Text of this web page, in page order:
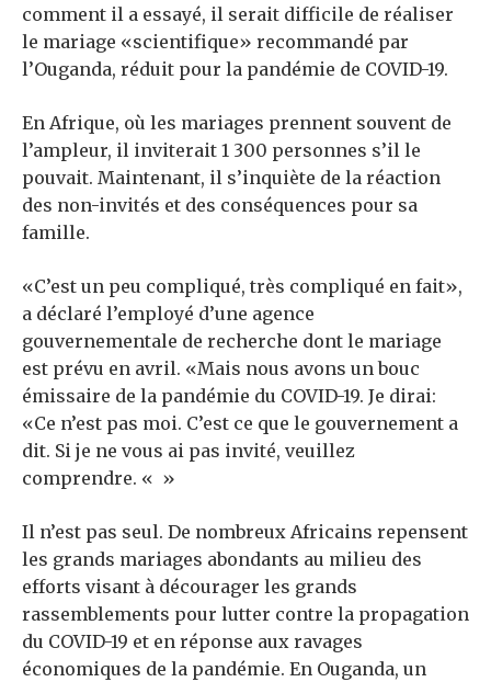
comment il a essayé, il serait difficile de réaliser
le mariage «scientifique» recommandé par
l’Ouganda, réduit pour la pandémie de COVID-19.
En Afrique, où les mariages prennent souvent de
l’ampleur, il inviterait 1 300 personnes s’il le
pouvait. Maintenant, il s’inquiète de la réaction
des non-invités et des conséquences pour sa
famille.
«C’est un peu compliqué, très compliqué en fait»,
a déclaré l’employé d’une agence
gouvernementale de recherche dont le mariage
est prévu en avril. «Mais nous avons un bouc
émissaire de la pandémie du COVID-19. Je dirai:
«Ce n’est pas moi. C’est ce que le gouvernement a
dit. Si je ne vous ai pas invité, veuillez
comprendre. « »
Il n’est pas seul. De nombreux Africains repensent
les grands mariages abondants au milieu des
efforts visant à décourager les grands
rassemblements pour lutter contre la propagation
du COVID-19 et en réponse aux ravages
économiques de la pandémie. En Ouganda, un